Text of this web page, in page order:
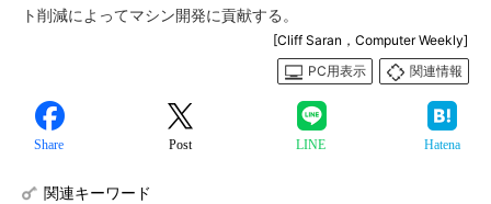
ト削減によってマシン開発に貢献する。
[Cliff Saran，Computer Weekly]
PC用表示
関連情報
Share Post LINE Hatena
関連キーワード